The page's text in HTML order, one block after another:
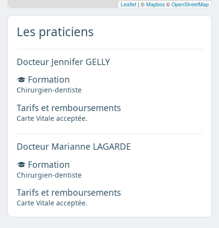
Leaflet | © Mapbox © OpenStreetMap
Les praticiens
Docteur Jennifer GELLY
Formation
Chirurgien-dentiste
Tarifs et remboursements
Carte Vitale acceptée.
Docteur Marianne LAGARDE
Formation
Chirurgien-dentiste
Tarifs et remboursements
Carte Vitale acceptée.